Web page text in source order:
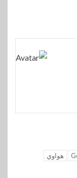
هواوي